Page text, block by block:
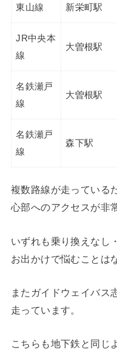
東山線 新栄町駅
JR中央本
線
大曽根駅
名鉄瀬戸
線
大曽根駅
名鉄瀬戸
線
森下駅
複数路線が走っている
心部へのアクセスが非
いずれも乗り換えなし
お出かけで悩むことは
またガイドウェイバス
走っています。
こちらも地下鉄と同じ